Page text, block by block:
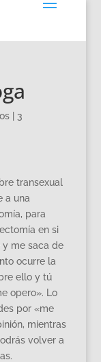
| 3
transexual
a una
para
en si
y me saca de
ocurre la
ello y tú
opero». Lo
por «me
mientras
volver a